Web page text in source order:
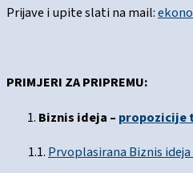
Prijave i upite slati na mail:
PRIMJERI ZA PRIPREMU:
Biznis ideja – propozicije
1.1.Prvoplasirana Biznis